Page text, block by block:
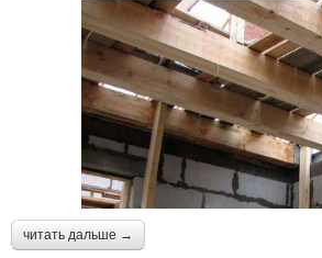
читать дальше →